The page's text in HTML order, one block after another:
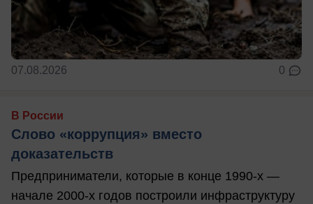
07.08.2026 0
В России
Слово «коррупция» вместо
доказательств
Предприниматели, которые в конце 1990-х —
начале 2000-х годов построили инфраструктуру